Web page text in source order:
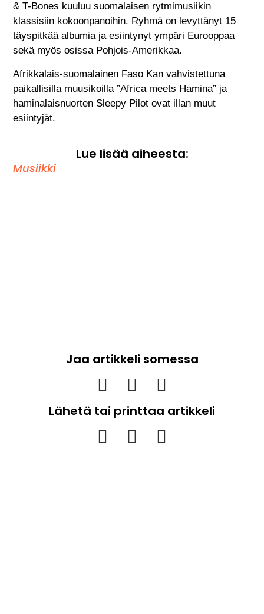
& T-Bones kuuluu suomalaisen rytmimusiikin
klassisiin kokoonpanoihin. Ryhmä on levyttänyt 15
täyspitkää albumia ja esiintynyt ympäri Eurooppaa
sekä myös osissa Pohjois-Amerikkaa.
Afrikkalais-suomalainen Faso Kan vahvistettuna
paikallisilla muusikoilla ”Africa meets Hamina” ja
haminalaisnuorten Sleepy Pilot ovat illan muut
esiintyjät.
Lue lisää aiheesta:
Musiikki
Jaa artikkeli somessa
Lähetä tai printtaa artikkeli